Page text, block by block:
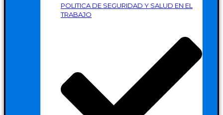
POLITICA DE SEGURIDAD Y SALUD EN EL
TRABAJO